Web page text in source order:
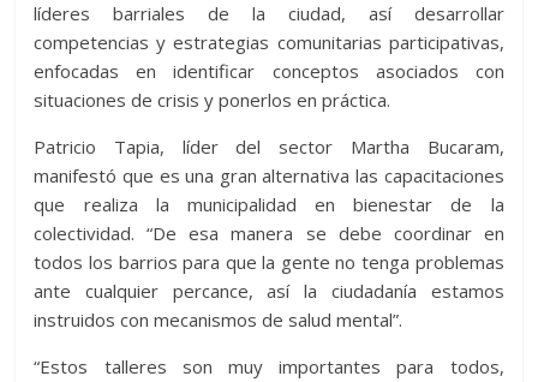
líderes barriales de la ciudad, así desarrollar
competencias y estrategias comunitarias participativas,
enfocadas en identificar conceptos asociados con
situaciones de crisis y ponerlos en práctica.
Patricio Tapia, líder del sector Martha Bucaram,
manifestó que es una gran alternativa las capacitaciones
que realiza la municipalidad en bienestar de la
colectividad. “De esa manera se debe coordinar en
todos los barrios para que la gente no tenga problemas
ante cualquier percance, así la ciudadanía estamos
instruidos con mecanismos de salud mental”.
“Estos talleres son muy importantes para todos,